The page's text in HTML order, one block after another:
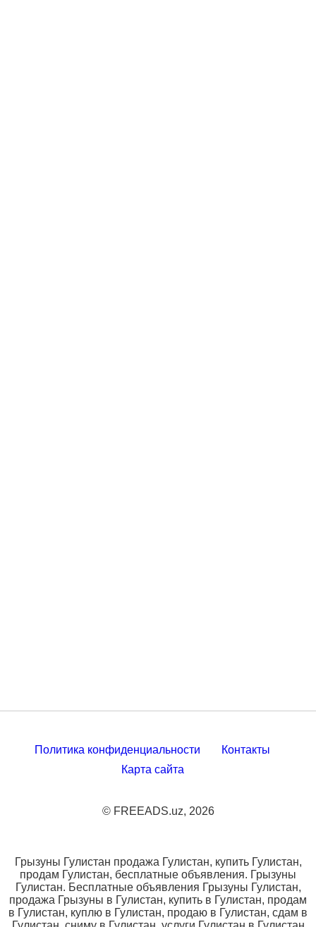
Политика конфиденциальности
Контакты
Карта сайта
© FREEADS.uz, 2026
Грызуны Гулистан продажа Гулистан, купить Гулистан,
продам Гулистан, бесплатные объявления. Грызуны
Гулистан. Бесплатные объявления Грызуны Гулистан,
продажа Грызуны в Гулистан, купить в Гулистан, продам
в Гулистан, куплю в Гулистан, продаю в Гулистан, сдам в